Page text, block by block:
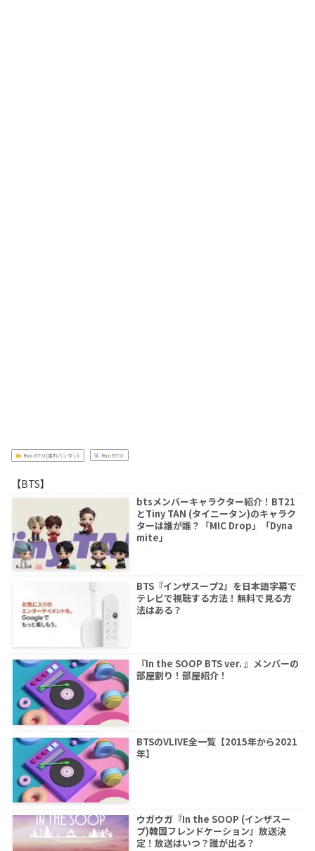
Run BTS!(走れバンタン) Run BTS!
【BTS】
btsメンバーキャラクター紹介！BT21
とTiny TAN (タイニータン)のキャラク
ターは誰が誰？「MIC Drop」「Dyna
mite」
BTS『インザスープ2』を日本語字幕で
テレビで視聴する方法！無料で見る方
法はある？
『In the SOOP BTS ver. 』メンバーの
部屋割り！部屋紹介！
BTSのVLIVE全一覧【2015年から2021
年】
ウガウガ『In the SOOP (インザスー
プ)韓国フレンドケーション』放送決
定！放送はいつ？誰が出る？